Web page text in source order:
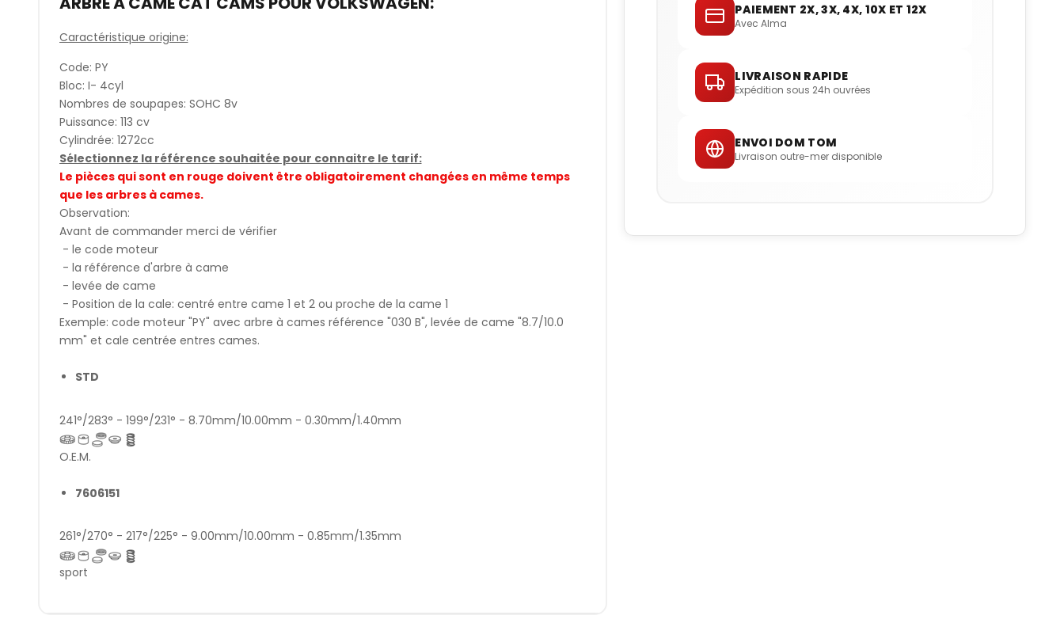
Caractéristique origine:
Code: PY
Bloc: I- 4cyl
Nombres de soupapes: SOHC 8v
Puissance: 113 cv
Cylindrée: 1272cc
Sélectionnez la référence souhaitée pour connaitre le tarif:
Le pièces qui sont en rouge doivent être obligatoirement changées en même temps
que les arbres à cames.
Observation:
Avant de commander merci de vérifier
- le code moteur
- la référence d'arbre à came
- levée de came
- Position de la cale: centré entre came 1 et 2 ou proche de la came 1
Exemple: code moteur "PY" avec arbre à cames référence "030 B", levée de came "8.7/10.0
mm" et cale centrée entres cames.
STD
241°/283° - 199°/231° - 8.70mm/10.00mm - 0.30mm/1.40mm
O.E.M.
7606151
261°/270° - 217°/225° - 9.00mm/10.00mm - 0.85mm/1.35mm
sport
PAIEMENT 2X, 3X, 4X, 10X ET 12X
Avec Alma
LIVRAISON RAPIDE
Expédition sous 24h ouvrées
ENVOI DOM TOM
Livraison outre-mer disponible